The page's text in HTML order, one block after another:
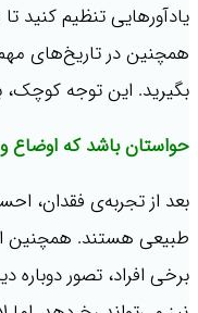
یادآورهایی تنظیم کنید
همچنین در تاریخ‌های
بگیرید. این توجه کوچک،
حواستان باشد که اوضاع
بعد از تجربه‌ی فقدان،
طبیعی هستند. همچنین
برخی افراد، تصور